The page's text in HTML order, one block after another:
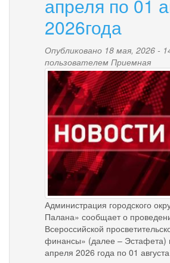
округе
Палана"
апреля по 01
2026года
Опубликовано 18 мая, 2026 -
пользователем Приемная
news-
palana.jpg
Администрация городского
Палана» сообщает о
Всероссийской
финансы» (далее – Эстафета)
апреля 2026 года по 01